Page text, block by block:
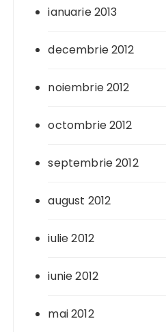
ianuarie 2013
decembrie 2012
noiembrie 2012
octombrie 2012
septembrie 2012
august 2012
iulie 2012
iunie 2012
mai 2012